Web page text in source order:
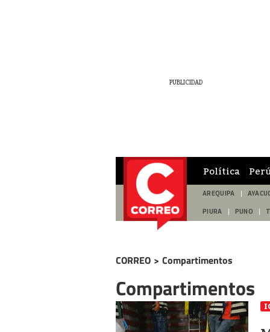
Política
AREQUIPA
PIURA PUNO
CORREO > Compartimentos
Compartimentos